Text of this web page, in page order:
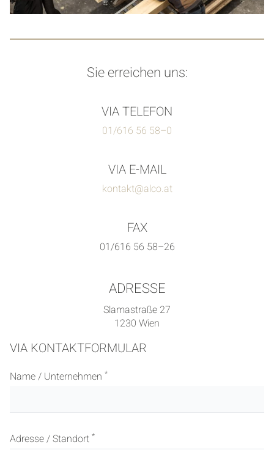
Sie erreichen uns:
VIA TELEFON
01/616 56 58–0
VIA E-MAIL
kontakt@alco.at
FAX
01/616 56 58–26
ADRESSE
Slamastraße 27
1230 Wien
VIA KONTAKTFORMULAR
Name / Unternehmen *
Adresse / Standort *